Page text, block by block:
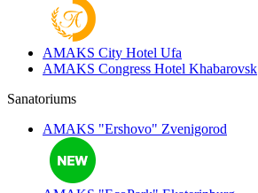
AMAKS City Hotel Ufa
AMAKS Congress Hotel Khabarovsk
Sanatoriums
AMAKS "Ershovo" Zvenigorod